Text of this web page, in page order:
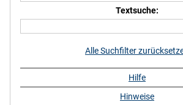
Textsuche:
Alle Suchfilter
Hilfe
Hinweise